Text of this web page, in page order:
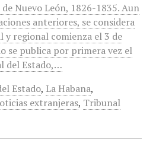
Nuevo León, 1826-1835. Aun
anteriores, se considera
y regional comienza el 3 de
se publica por primera vez el
del Estado,…
Estado, La Habana,
extranjeras, Tribunal